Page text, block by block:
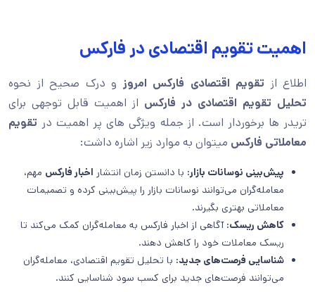
اهمیت تقویم اقتصادی در فارکس
اطلاع از تقویم اقتصادی فارکس امروز و درک صحیح از نحوه
تحلیل تقویم اقتصادی در فارکس از اهمیت قابل توجهی برای
تریدر ها برخوردار است. از جمله ویژگی های پر اهمیت در تقویم
معاملاتی فارکس میتوان به موارد زیر اشاره داشت:
پیش‌بینی نوسانات بازار: با دانستن زمان انتشار اخبار فارکس مهم،
معامله‌گران می‌توانند نوسانات بازار را پیش‌بینی کرده و تصمیمات
معاملاتی بهتری بگیرند.
کاهش ریسک: آگاهی از اخبار فارکس به معامله‌گران کمک می‌کند تا
ریسک معاملات خود را کاهش دهند.
شناسایی فرصت‌های جدید: با تحلیل تقویم اقتصادی، معامله‌گران
می‌توانند فرصت‌های جدید برای کسب سود شناسایی کنند.